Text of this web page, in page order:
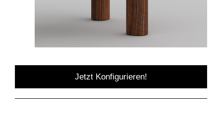
Jetzt Konfigurieren!